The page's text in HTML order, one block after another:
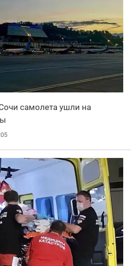
самолета ушли на